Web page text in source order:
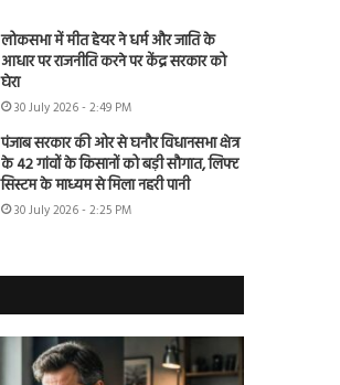
लोकसभा में मीत हेयर ने धर्म और जाति के
आधार पर राजनीति करने पर केंद्र सरकार को
घेरा
30 July 2026 - 2:49 PM
पंजाब सरकार की ओर से घनौर विधानसभा क्षेत्र
के 42 गांवों के किसानों को बड़ी सौगात, लिफ्ट
सिस्टम के माध्यम से मिला नहरी पानी
30 July 2026 - 2:25 PM